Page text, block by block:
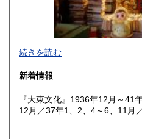
320円
宮崎県
沖縄県
あらゆるものはないけれど思
様へ……お問合せなどございま
の場合はお応えできないことも
い。またお電話問合せは聞き間
で、ご注文・お問合せはメー
でお願いします。
続きを読む
新着情報
『大東文化』1936年12月～41
12月／37年1、2、4～6、11月
他）